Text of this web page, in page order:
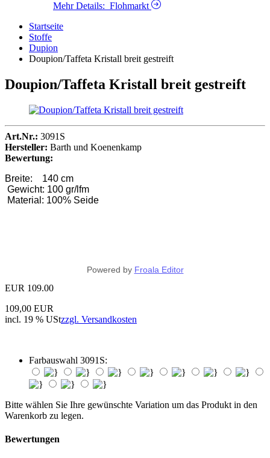
Mehr Details: Flohmarkt
Startseite
Stoffe
Dupion
Doupion/Taffeta Kristall breit gestreift
Doupion/Taffeta Kristall breit gestreift
Art.Nr.: 3091S
Hersteller: Barth und Koenenkamp
Bewertung:
Breite: 140 cm
Gewicht: 100 gr/lfm
Material: 100% Seide
Powered by Froala Editor
EUR 109.00
109,00 EUR
incl. 19 % UStzzgl. Versandkosten
Farbauswahl 3091S:
Bitte wählen Sie Ihre gewünschte Variation um das Produkt in den
Warenkorb zu legen.
Bewertungen